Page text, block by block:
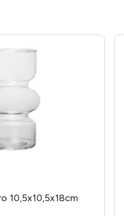
10,5x10,5x18cm